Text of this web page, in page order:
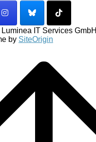
IT Services GmbH
by SiteOrigin